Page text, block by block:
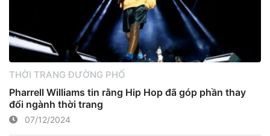
THỜI TRANG ĐƯỜNG PHỐ
Pharrell Williams tin rằng Hip Hop đã góp phần thay
đổi ngành thời trang
07/12/2024